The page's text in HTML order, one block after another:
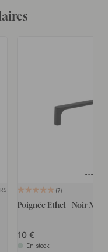
7
Poignée Ethel - Noir Mat
10
En stock